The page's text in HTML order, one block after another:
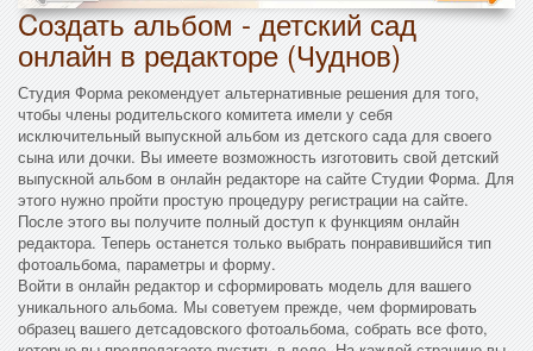
Cоздать альбом - детский сад
онлайн в редакторе (Чуднов)
Студия Форма рекомендует альтернативные решения для того,
чтобы члены родительского комитета имели у себя
исключительный выпускной альбом из детского сада для своего
сына или дочки. Вы имеете возможность изготовить свой детский
выпускной альбом в онлайн редакторе на сайте Студии Форма. Для
этого нужно пройти простую процедуру регистрации на сайте.
После этого вы получите полный доступ к функциям онлайн
редактора. Теперь останется только выбрать понравившийся тип
фотоальбома, параметры и форму.
Войти в онлайн редактор и сформировать модель для вашего
уникального альбома. Мы советуем прежде, чем формировать
образец вашего детсадовского фотоальбома, собрать все фото,